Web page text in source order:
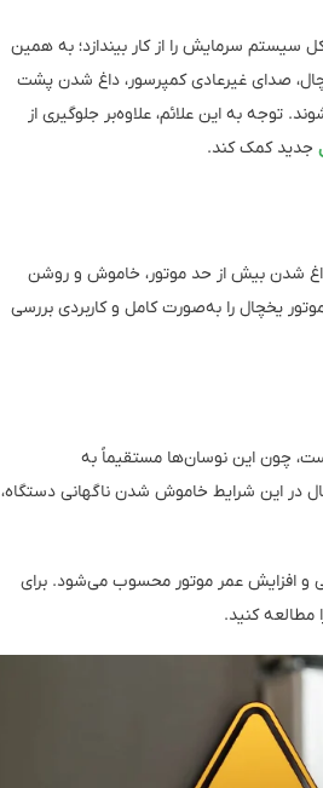
سرمایش را از کار بیندازد؛ به همین
صدای غیرعادی کمپرسور، داغ شدن پشت
به این علائم، علاوه‌بر جلوگیری از
جدید کمک کند.
داغ شدن بیش از حد موتور، خاموش و روشن
مهم‌ترین علت‌های سوختن موتور یخچال را به‌صورت کامل و کاربردی بررسی
چون این نوسان‌ها مستقیماً به
در این شرایط خاموش شدن ناگهانی دستگاه،
و افزایش عمر موتور محسوب می‌شود. برای
مطالعه کنید.